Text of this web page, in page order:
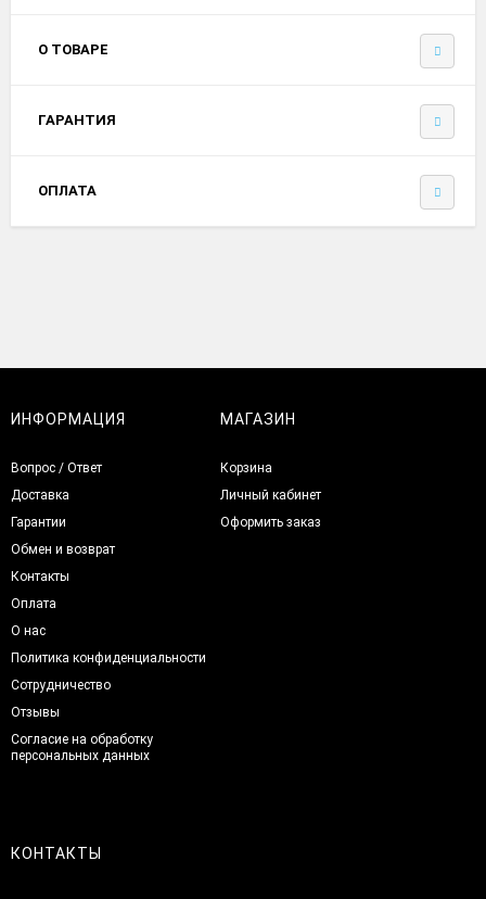
О ТОВАРЕ
ГАРАНТИЯ
ОПЛАТА
ИНФОРМАЦИЯ
Вопрос / Ответ
Доставка
Гарантии
Обмен и возврат
Контакты
Оплата
О нас
Политика конфиденциальности
Сотрудничество
Отзывы
Согласие на обработку
персональных данных
МАГАЗИН
Корзина
Личный кабинет
Оформить заказ
КОНТАКТЫ